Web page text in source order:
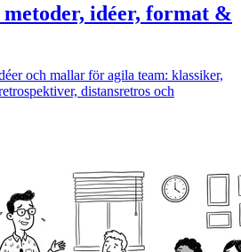
idéer, format &
och mallar för agila team: klassiker,
distansretros och